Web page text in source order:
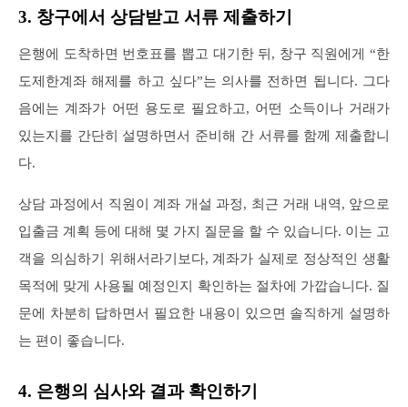
3. 창구에서 상담받고 서류 제출하기
은행에 도착하면 번호표를 뽑고 대기한 뒤, 창구 직원에게 “한
도제한계좌 해제를 하고 싶다”는 의사를 전하면 됩니다. 그다
음에는 계좌가 어떤 용도로 필요하고, 어떤 소득이나 거래가
있는지를 간단히 설명하면서 준비해 간 서류를 함께 제출합니
다.
상담 과정에서 직원이 계좌 개설 과정, 최근 거래 내역, 앞으로
입출금 계획 등에 대해 몇 가지 질문을 할 수 있습니다. 이는 고
객을 의심하기 위해서라기보다, 계좌가 실제로 정상적인 생활
목적에 맞게 사용될 예정인지 확인하는 절차에 가깝습니다. 질
문에 차분히 답하면서 필요한 내용이 있으면 솔직하게 설명하
는 편이 좋습니다.
4. 은행의 심사와 결과 확인하기